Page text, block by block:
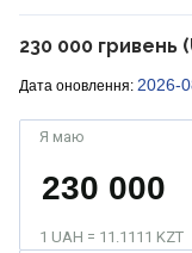
230 000 гривень
Дата оновлення: 2026-
Я маю
1 UAH = 11.1111 KZT